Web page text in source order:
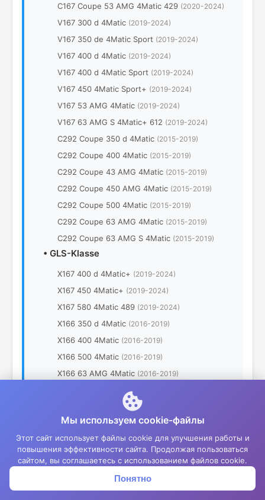
Войти
C167 Coupe 53 AMG 4Matic 429 (2020-2024)
V167 300 d 4Matic (2019-2024)
V167 350 de 4Matic Sport (2019-2024)
V167 400 d 4Matic (2019-2024)
V167 400 d 4Matic Sport (2019-2024)
V167 450 4Matic Sport+ (2019-2024)
V167 53 AMG 4Matic (2019-2024)
V167 63 AMG S 4Matic+ 612 (2019-2024)
C292 Coupe 350 d 4Matic (2015-2019)
C292 Coupe 400 4Matic (2015-2019)
C292 Coupe 43 AMG 4Matic (2015-2019)
C292 Coupe 450 AMG 4Matic (2015-2019)
C292 Coupe 500 4Matic (2015-2019)
C292 Coupe 63 AMG 4Matic (2015-2019)
C292 Coupe 63 AMG S 4Matic (2015-2019)
• GLS-Klasse
X167 400 d 4Matic+ (2019-2024)
X167 450 4Matic+ (2019-2024)
X167 580 4Matic 489 (2019-2024)
X166 350 d 4Matic (2016-2019)
X166 400 4Matic (2016-2019)
X166 500 4Matic (2016-2019)
X166 63 AMG 4Matic (2016-2019)
X296 SUV 680 4Matic 658
Примечание:Указаны автомобили из нашей
базы данных. Для точного подбора шин
рекомендуем проконсультироваться с нашими
специалистами.
Мы используем cookie-файлы
Этот сайт использует файлы cookie для улучшения работы и
повышения эффективности сайта. Продолжая пользоваться
сайтом, вы соглашаетесь с использованием файлов cookie.
Понятно